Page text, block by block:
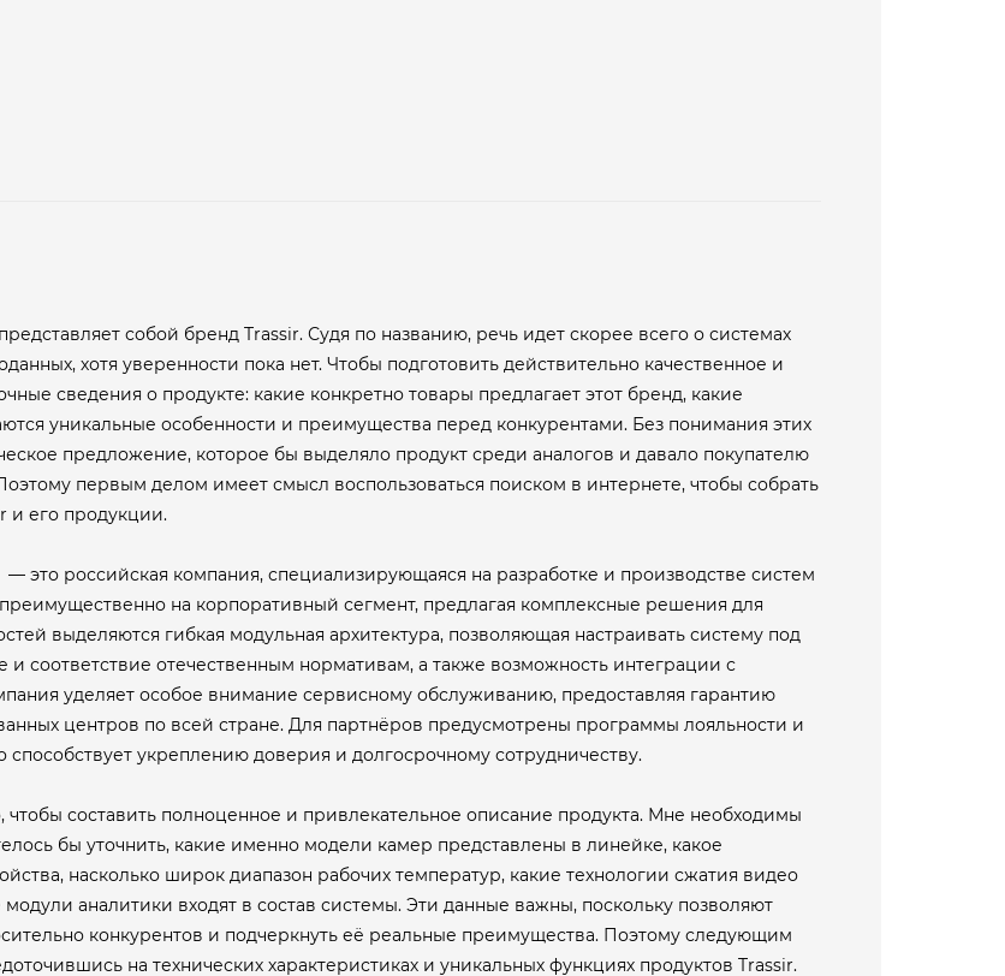
собой бренд Trassir. Судя по названию, речь идет скорее всего о системах
хотя уверенности пока нет. Чтобы подготовить действительно качественное и
сведения о продукте: какие конкретно товары предлагает этот бренд, какие
уникальные особенности и преимущества перед конкурентами. Без понимания этих
предложение, которое бы выделяло продукт среди аналогов и давало покупателю
первым делом имеет смысл воспользоваться поиском в интернете, чтобы собрать
и его продукции.
это российская компания, специализирующаяся на разработке и производстве систем
на корпоративный сегмент, предлагая комплексные решения для
выделяются гибкая модульная архитектура, позволяющая настраивать систему под
соответствие отечественным нормативам, а также возможность интеграции с
уделяет особое внимание сервисному обслуживанию, предоставляя гарантию
центров по всей стране. Для партнёров предусмотрены программы лояльности и
укреплению доверия и долгосрочному сотрудничеству.
составить полноценное и привлекательное описание продукта. Мне необходимы
бы уточнить, какие именно модели камер представлены в линейке, какое
насколько широк диапазон рабочих температур, какие технологии сжатия видео
аналитики входят в состав системы. Эти данные важны, поскольку позволяют
конкурентов и подчеркнуть её реальные преимущества. Поэтому следующим
на технических характеристиках и уникальных функциях продуктов Trassir.